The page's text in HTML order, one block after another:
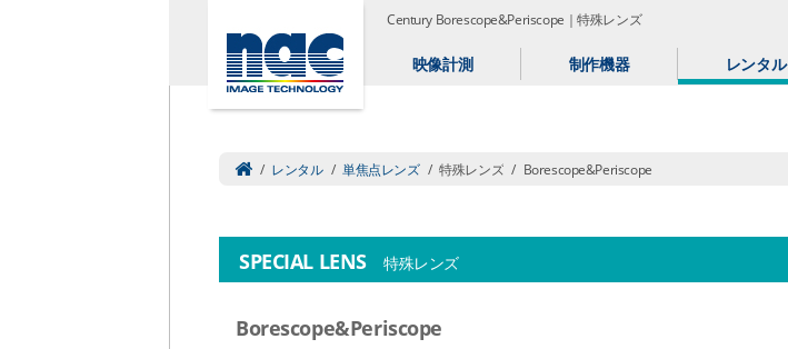
Century Borescope&Periscope｜特殊レンズ
映像計測 制作機器 レンタル
/ レンタル / 単焦点レンズ / 特殊レンズ / Borescope&Periscope
SPECIAL LENS 特殊レンズ
Borescope&Periscope